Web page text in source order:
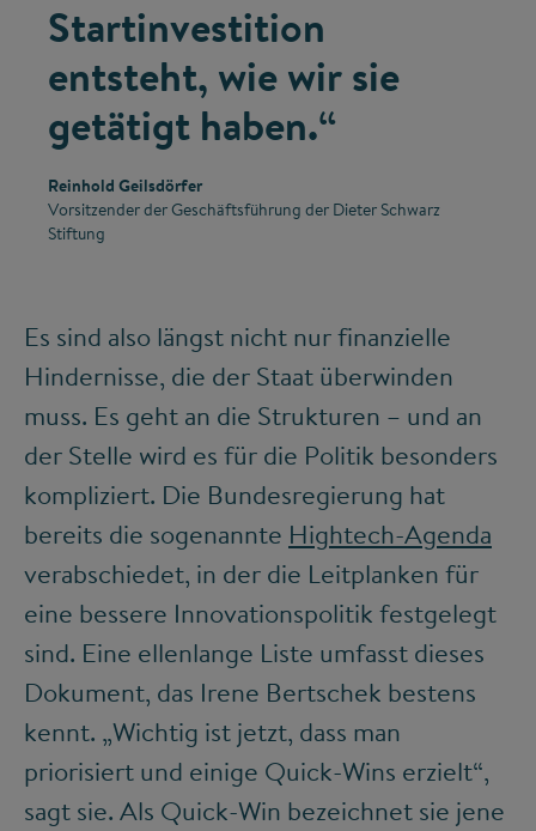
Startinvestition
entsteht, wie wir sie
getätigt haben.“
Reinhold Geilsdörfer
Vorsitzender der Geschäftsführung der Dieter Schwarz
Stiftung
Es sind also längst nicht nur finanzielle
Hindernisse, die der Staat überwinden
muss. Es geht an die Strukturen – und an
der Stelle wird es für die Politik besonders
kompliziert. Die Bundesregierung hat
bereits die sogenannte Hightech-Agenda
verabschiedet, in der die Leitplanken für
eine bessere Innovationspolitik festgelegt
sind. Eine ellenlange Liste umfasst dieses
Dokument, das Irene Bertschek bestens
kennt. „Wichtig ist jetzt, dass man
priorisiert und einige Quick-Wins erzielt“,
sagt sie. Als Quick-Win bezeichnet sie jene